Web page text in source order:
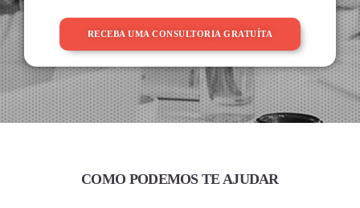
RECEBA UMA CONSULTORIA GRATUÍTA
COMO PODEMOS TE AJUDAR